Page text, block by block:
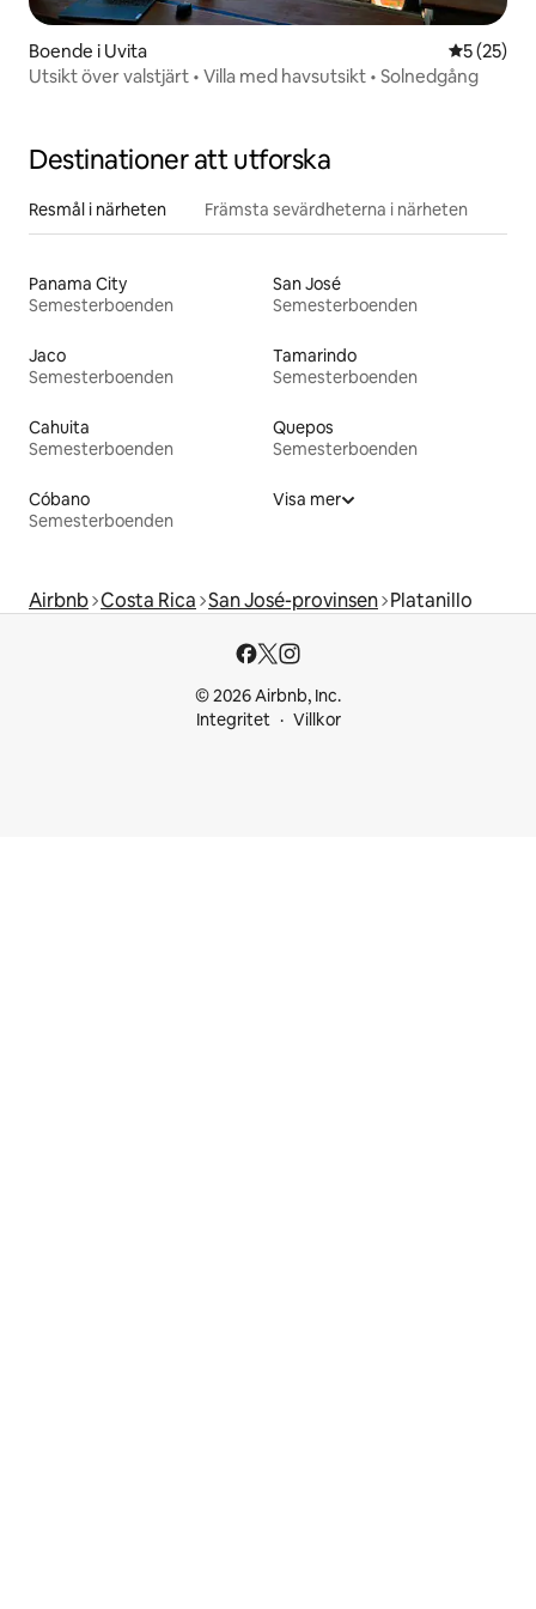
Boende i Uvita 5 av 5 i
5 (25)
Utsikt över valstjärt • Villa med havsutsikt • Solnedgång
Destinationer att utforska
Resmål i närheten Främsta sevärdheterna i närheten
Panama City
Semesterboenden
San José
Semesterboenden
Jaco
Semesterboenden
Tamarindo
Semesterboenden
Cahuita
Semesterboenden
Quepos
Semesterboenden
Cóbano
Semesterboenden
Visa mer
Airbnb Costa Rica San José-provinsen Platanillo
© 2026 Airbnb, Inc.
Integritet
Villkor